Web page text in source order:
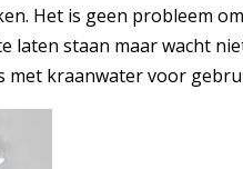
Het is geen probleem
laten staan maar wacht
met kraanwater voor